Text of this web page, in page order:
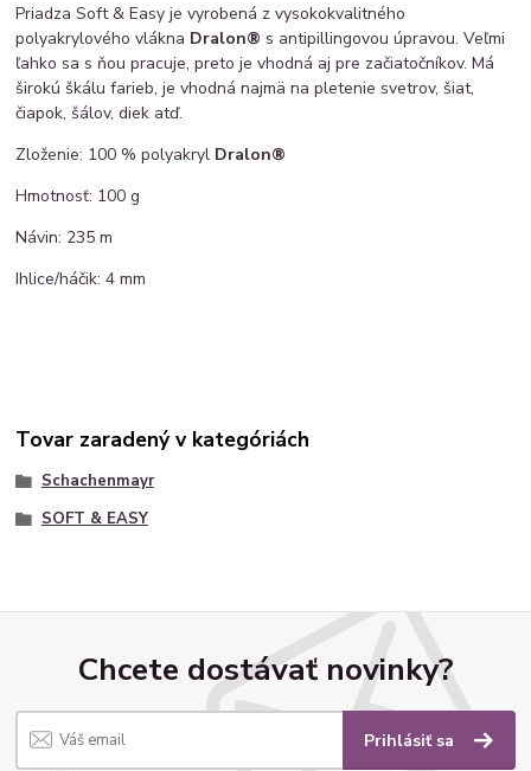
Priadza Soft & Easy je vyrobená z vysokokvalitného
polyakrylového vlákna Dralon® s antipillingovou úpravou. Veľmi
ľahko sa s ňou pracuje, preto je vhodná aj pre začiatočníkov. Má
širokú škálu farieb, je vhodná najmä na pletenie svetrov, šiat,
čiapok, šálov, diek atď.
Zloženie: 100 % polyakryl Dralon®
Hmotnosť: 100 g
Návin: 235 m
Ihlice/háčik: 4 mm
Tovar zaradený v kategóriách
Schachenmayr
SOFT & EASY
Chcete dostávať novinky?
Prihlásiť sa